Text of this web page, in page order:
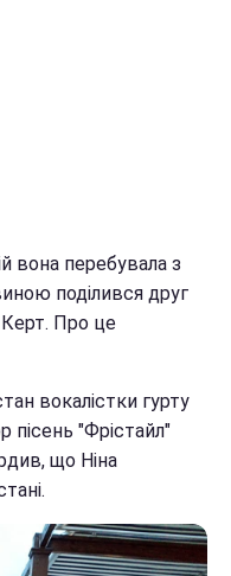
вона перебувала з
поділився друг
Керт. Про це
вокалістки гурту
пісень "Фрістайл"
що Ніна